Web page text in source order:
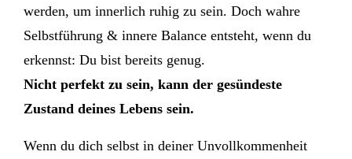
werden, um innerlich ruhig zu sein. Doch wahre
Selbstführung & innere Balance entsteht, wenn du
erkennst: Du bist bereits genug.
Nicht perfekt zu sein, kann der gesündeste
Zustand deines Lebens sein.
Wenn du dich selbst in deiner Unvollkommenheit